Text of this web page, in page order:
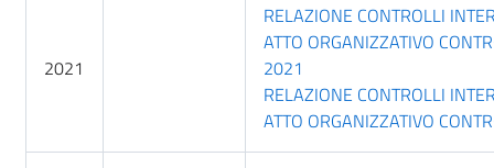
2021
RELAZIONE CONTROLLI
ATTO ORGANIZZATIVO
2021
RELAZIONE CONTROLLI
ATTO ORGANIZZATIVO